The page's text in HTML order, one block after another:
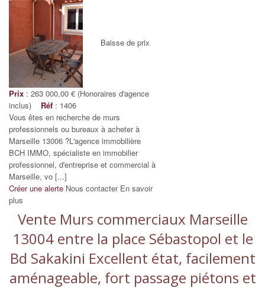
Baisse de prix
Prix : 263 000,00 € (Honoraires d'agence
inclus) Réf : 1406
Vous êtes en recherche de murs
professionnels ou bureaux à acheter à
Marseille 13006 ?L'agence immobilière
BCH IMMO, spécialiste en immobilier
professionnel, d'entreprise et commercial à
Marseille, vo [...]
Créer une alerte Nous contacter En savoir
plus
Vente Murs commerciaux Marseille
13004 entre la place Sébastopol et le
Bd Sakakini Excellent état, facilement
aménageable, fort passage piétons et